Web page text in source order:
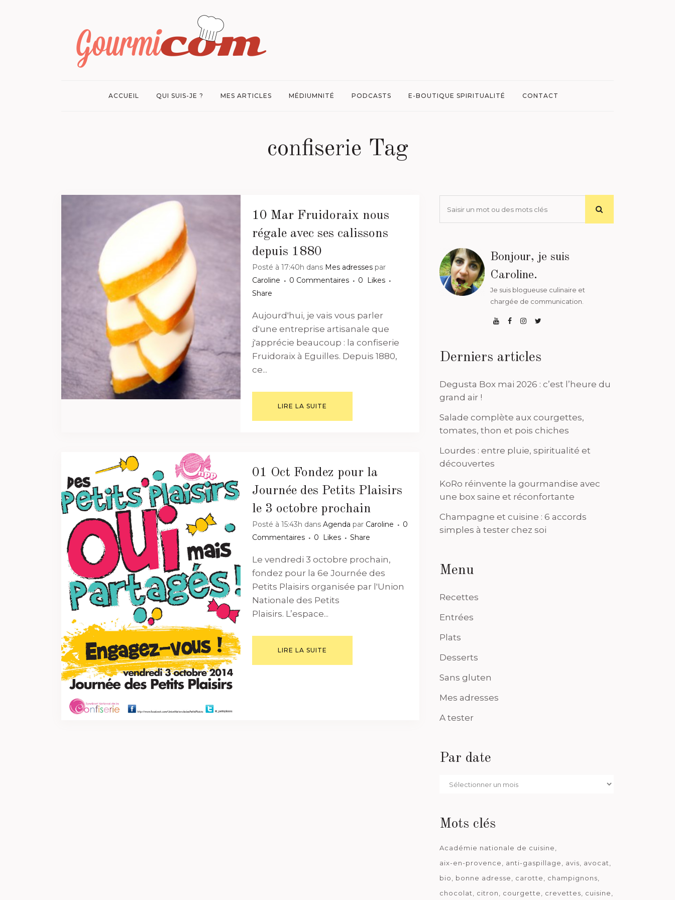
ACCUEIL QUI SUIS-JE ? MES ARTICLES MÉDIUMNITÉ PODCASTS E-BOUTIQUE SPIRITUALITÉ CONTACT
confiserie Tag
10 Mar Fruidoraix nous
régale avec ses calissons
depuis 1880
Posté à 17:40h dans Mes adresses par
Caroline
0 Commentaires 0
Likes
Share
Aujourd'hui, je vais vous parler
d'une entreprise artisanale que
j'apprécie beaucoup : la confiserie
Fruidoraix à Eguilles. Depuis 1880,
ce...
LIRE LA SUITE
01 Oct Fondez pour la
Journée des Petits Plaisirs
le 3 octobre prochain
Posté à 15:43h dans Agenda par Caroline
0
Commentaires
0 Likes Share
Le vendredi 3 octobre prochain,
fondez pour la 6e Journée des
Petits Plaisirs organisée par l'Union
Nationale des Petits
Plaisirs. L’espace...
LIRE LA SUITE
Bonjour, je suis
Caroline.
Je suis blogueuse culinaire et
chargée de communication.
Derniers articles
Degusta Box mai 2026 : c’est l’heure du
grand air !
Salade complète aux courgettes,
tomates, thon et pois chiches
Lourdes : entre pluie, spiritualité et
découvertes
KoRo réinvente la gourmandise avec
une box saine et réconfortante
Champagne et cuisine : 6 accords
simples à tester chez soi
Menu
Recettes
Entrées
Plats
Desserts
Sans gluten
Mes adresses
A tester
Par date
Par
Mots clés
Académie nationale de cuisine
aix-en-provence
anti-gaspillage avis
avocat
bio
bonne adresse carotte
champignons
chocolat
citron courgette crevettes
cuisine